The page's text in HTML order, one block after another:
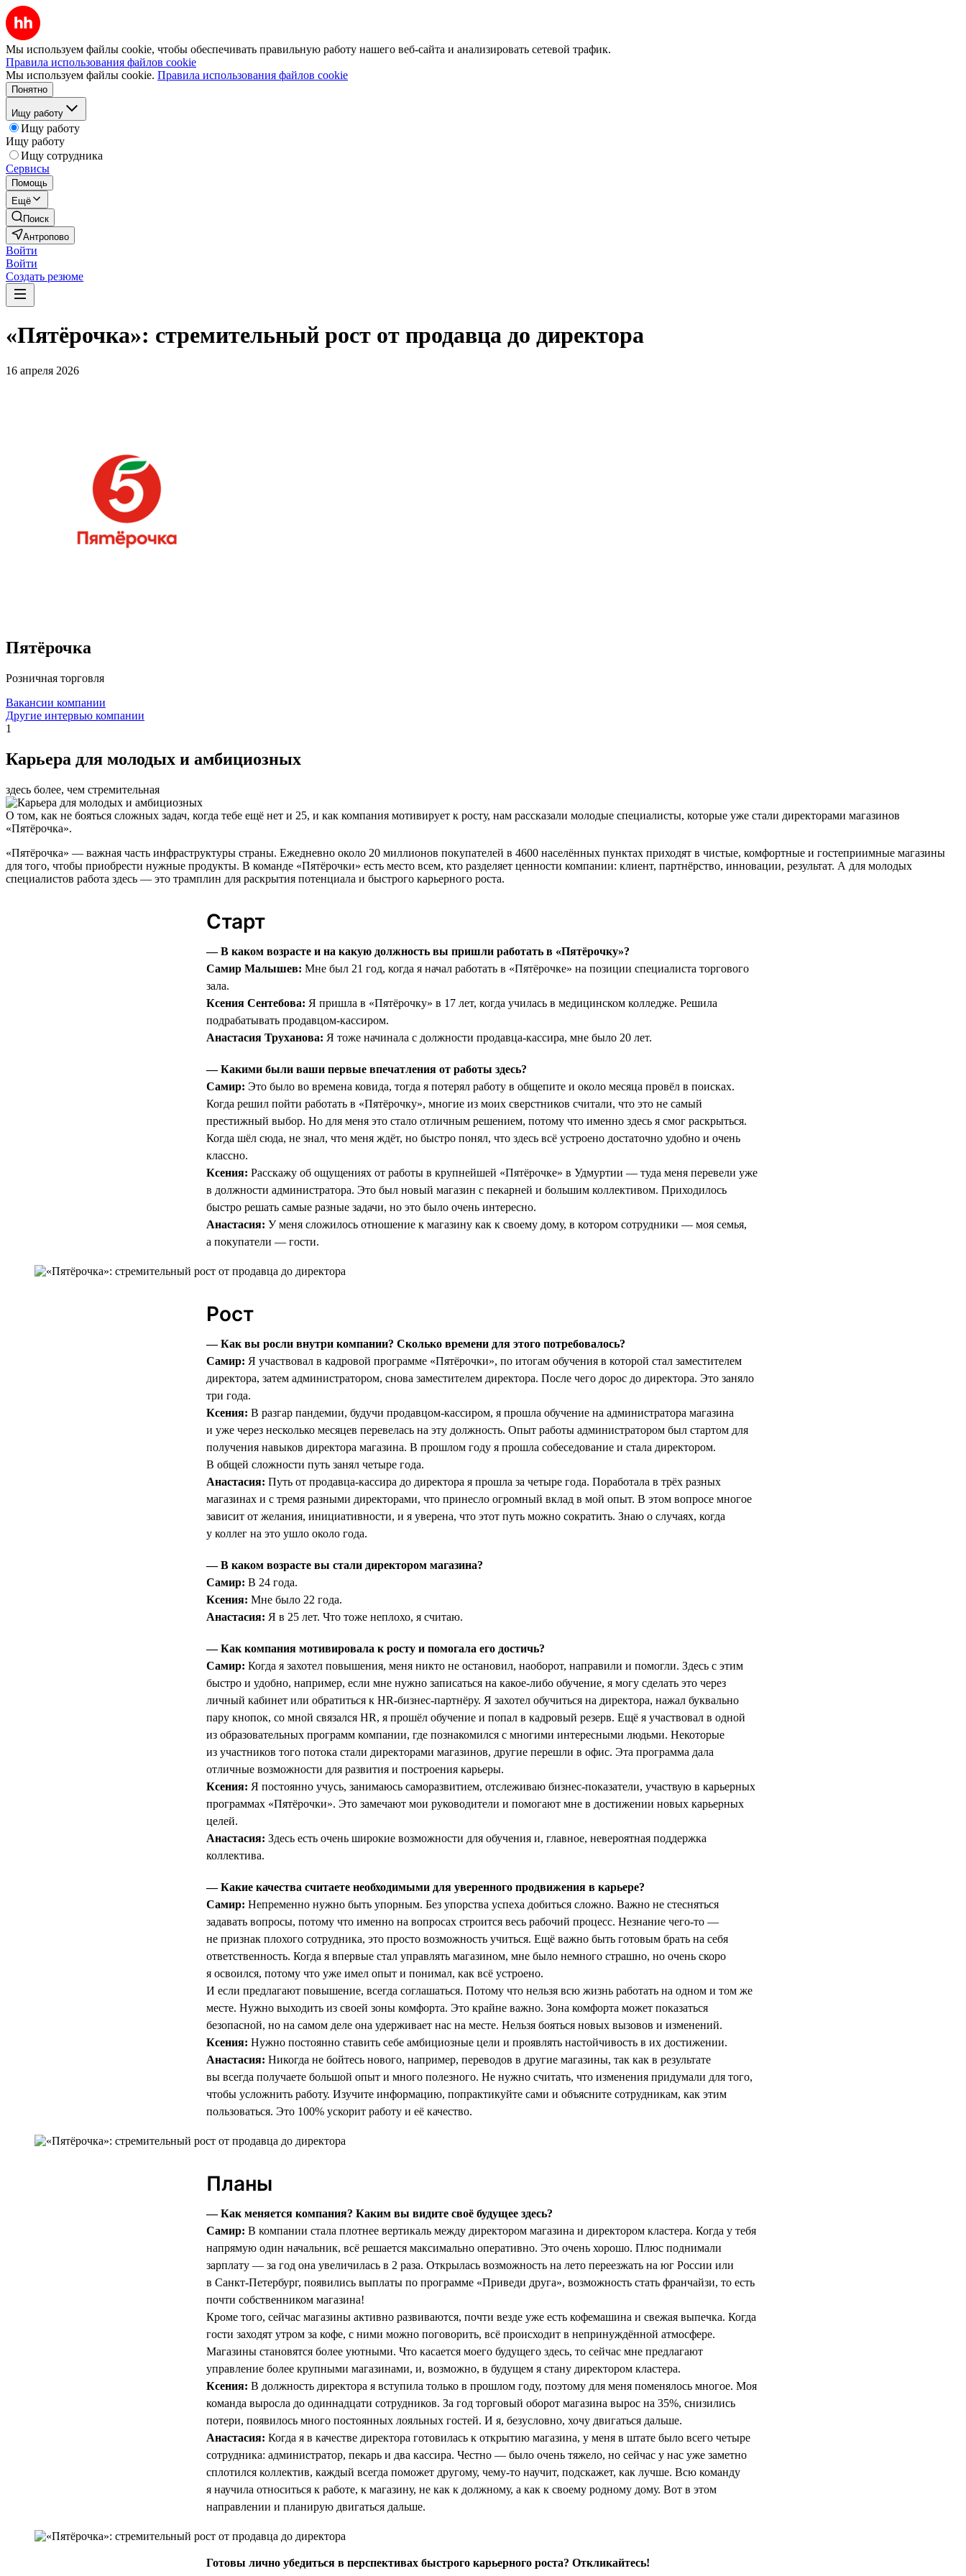
Мы используем файлы cookie, чтобы обеспечивать правильную работу нашего веб-сайта и анализировать сетевой трафик.
Правила использования файлов cookie
Мы используем файлы cookie. Правила использования файлов cookie
Понятно
Ищу работу
Ищу работу
Ищу работу
Ищу сотрудника
Сервисы
Помощь
Ещё
Поиск
Антропово
Войти
Войти
Создать резюме
«Пятёрочка»: стремительный рост от продавца до директора
16 апреля 2026
Пятёрочка
Розничная торговля
Вакансии компании
Другие интервью компании
1
Карьера для молодых и амбициозных
здесь более, чем стремительная
О том, как не бояться сложных задач, когда тебе ещё нет и 25, и как компания мотивирует к росту, нам рассказали молодые специалисты, которые уже стали директорами магазинов
«Пятёрочка».
«Пятёрочка» — важная часть инфраструктуры страны. Ежедневно около 20 миллионов покупателей в 4600 населённых пунктах приходят в чистые, комфортные и гостеприимные магазины
для того, чтобы приобрести нужные продукты. В команде «Пятёрочки» есть место всем, кто разделяет ценности компании: клиент, партнёрство, инновации, результат. А для молодых
специалистов работа здесь — это трамплин для раскрытия потенциала и быстрого карьерного роста.
Старт
— В каком возрасте и на какую должность вы пришли работать в «Пятёрочку»?
Самир Малышев: Мне был 21 год, когда я начал работать в «Пятёрочке» на позиции специалиста торгового
зала.
Ксения Сентебова: Я пришла в «Пятёрочку» в 17 лет, когда училась в медицинском колледже. Решила
подрабатывать продавцом-кассиром.
Анастасия Труханова: Я тоже начинала с должности продавца-кассира, мне было 20 лет.
— Какими были ваши первые впечатления от работы здесь?
Самир: Это было во времена ковида, тогда я потерял работу в общепите и около месяца провёл в поисках.
Когда решил пойти работать в «Пятёрочку», многие из моих сверстников считали, что это не самый
престижный выбор. Но для меня это стало отличным решением, потому что именно здесь я смог раскрыться.
Когда шёл сюда, не знал, что меня ждёт, но быстро понял, что здесь всё устроено достаточно удобно и очень
классно.
Ксения: Расскажу об ощущениях от работы в крупнейшей «Пятёрочке» в Удмуртии — туда меня перевели уже
в должности администратора. Это был новый магазин с пекарней и большим коллективом. Приходилось
быстро решать самые разные задачи, но это было очень интересно.
Анастасия: У меня сложилось отношение к магазину как к своему дому, в котором сотрудники — моя семья,
а покупатели — гости.
Рост
— Как вы росли внутри компании? Сколько времени для этого потребовалось?
Самир: Я участвовал в кадровой программе «Пятёрочки», по итогам обучения в которой стал заместителем
директора, затем администратором, снова заместителем директора. После чего дорос до директора. Это заняло
три года.
Ксения: В разгар пандемии, будучи продавцом-кассиром, я прошла обучение на администратора магазина
и уже через несколько месяцев перевелась на эту должность. Опыт работы администратором был стартом для
получения навыков директора магазина. В прошлом году я прошла собеседование и стала директором.
В общей сложности путь занял четыре года.
Анастасия: Путь от продавца-кассира до директора я прошла за четыре года. Поработала в трёх разных
магазинах и с тремя разными директорами, что принесло огромный вклад в мой опыт. В этом вопросе многое
зависит от желания, инициативности, и я уверена, что этот путь можно сократить. Знаю о случаях, когда
у коллег на это ушло около года.
— В каком возрасте вы стали директором магазина?
Самир: В 24 года.
Ксения: Мне было 22 года.
Анастасия: Я в 25 лет. Что тоже неплохо, я считаю.
— Как компания мотивировала к росту и помогала его достичь?
Самир: Когда я захотел повышения, меня никто не остановил, наоборот, направили и помогли. Здесь с этим
быстро и удобно, например, если мне нужно записаться на какое-либо обучение, я могу сделать это через
личный кабинет или обратиться к HR-бизнес-партнёру. Я захотел обучиться на директора, нажал буквально
пару кнопок, со мной связался HR, я прошёл обучение и попал в кадровый резерв. Ещё я участвовал в одной
из образовательных программ компании, где познакомился с многими интересными людьми. Некоторые
из участников того потока стали директорами магазинов, другие перешли в офис. Эта программа дала
отличные возможности для развития и построения карьеры.
Ксения: Я постоянно учусь, занимаюсь саморазвитием, отслеживаю бизнес-показатели, участвую в карьерных
программах «Пятёрочки». Это замечают мои руководители и помогают мне в достижении новых карьерных
целей.
Анастасия: Здесь есть очень широкие возможности для обучения и, главное, невероятная поддержка
коллектива.
— Какие качества считаете необходимыми для уверенного продвижения в карьере?
Самир: Непременно нужно быть упорным. Без упорства успеха добиться сложно. Важно не стесняться
задавать вопросы, потому что именно на вопросах строится весь рабочий процесс. Незнание чего-то —
не признак плохого сотрудника, это просто возможность учиться. Ещё важно быть готовым брать на себя
ответственность. Когда я впервые стал управлять магазином, мне было немного страшно, но очень скоро
я освоился, потому что уже имел опыт и понимал, как всё устроено.
И если предлагают повышение, всегда соглашаться. Потому что нельзя всю жизнь работать на одном и том же
месте. Нужно выходить из своей зоны комфорта. Это крайне важно. Зона комфорта может показаться
безопасной, но на самом деле она удерживает нас на месте. Нельзя бояться новых вызовов и изменений.
Ксения: Нужно постоянно ставить себе амбициозные цели и проявлять настойчивость в их достижении.
Анастасия: Никогда не бойтесь нового, например, переводов в другие магазины, так как в результате
вы всегда получаете большой опыт и много полезного. Не нужно считать, что изменения придумали для того,
чтобы усложнить работу. Изучите информацию, попрактикуйте сами и объясните сотрудникам, как этим
пользоваться. Это 100% ускорит работу и её качество.
Планы
— Как меняется компания? Каким вы видите своё будущее здесь?
Самир: В компании стала плотнее вертикаль между директором магазина и директором кластера. Когда у тебя
напрямую один начальник, всё решается максимально оперативно. Это очень хорошо. Плюс поднимали
зарплату — за год она увеличилась в 2 раза. Открылась возможность на лето переезжать на юг России или
в Санкт-Петербург, появились выплаты по программе «Приведи друга», возможность стать франчайзи, то есть
почти собственником магазина!
Кроме того, сейчас магазины активно развиваются, почти везде уже есть кофемашина и свежая выпечка. Когда
гости заходят утром за кофе, с ними можно поговорить, всё происходит в непринуждённой атмосфере.
Магазины становятся более уютными. Что касается моего будущего здесь, то сейчас мне предлагают
управление более крупными магазинами, и, возможно, в будущем я стану директором кластера.
Ксения: В должность директора я вступила только в прошлом году, поэтому для меня поменялось многое. Моя
команда выросла до одиннадцати сотрудников. За год торговый оборот магазина вырос на 35%, снизились
потери, появилось много постоянных лояльных гостей. И я, безусловно, хочу двигаться дальше.
Анастасия: Когда я в качестве директора готовилась к открытию магазина, у меня в штате было всего четыре
сотрудника: администратор, пекарь и два кассира. Честно — было очень тяжело, но сейчас у нас уже заметно
сплотился коллектив, каждый всегда поможет другому, чему-то научит, подскажет, как лучше. Всю команду
я научила относиться к работе, к магазину, не как к должному, а как к своему родному дому. Вот в этом
направлении и планирую двигаться дальше.
Готовы лично убедиться в перспективах быстрого карьерного роста? Откликайтесь!